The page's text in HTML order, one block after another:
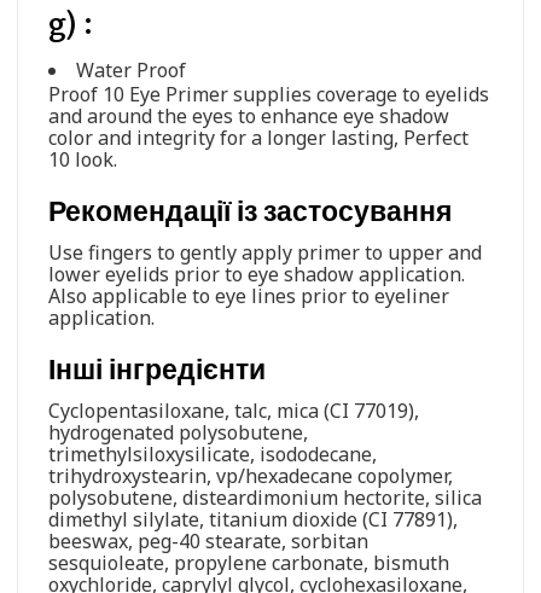
g) :
Water Proof
Proof 10 Eye Primer supplies coverage to eyelids
and around the eyes to enhance eye shadow
color and integrity for a longer lasting, Perfect
10 look.
Рекомендації із застосування
Use fingers to gently apply primer to upper and
lower eyelids prior to eye shadow application.
Also applicable to eye lines prior to eyeliner
application.
Інші інгредієнти
Cyclopentasiloxane, talc, mica (CI 77019),
hydrogenated polysobutene,
trimethylsiloxysilicate, isododecane,
trihydroxystearin, vp/hexadecane copolymer,
polysobutene, disteardimonium hectorite, silica
dimethyl silylate, titanium dioxide (CI 77891),
beeswax, peg-40 stearate, sorbitan
sesquioleate, propylene carbonate, bismuth
oxychloride, caprylyl glycol, cyclohexasiloxane,